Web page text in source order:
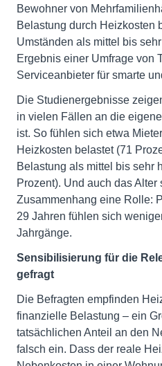
Bewohner von
Belastung durch Heizkosten
Umständen als mittel bis
Ergebnis einer Umfrage von
Serviceanbieter für smarte
Die Studienergebnisse
in vielen Fällen an die
ist. So fühlen sich etwa
Heizkosten belastet (71
Belastung als mittel bis sehr
Prozent). Und auch das
Zusammenhang eine Rolle:
29 Jahren fühlen sich
Jahrgänge.
Sensibilisierung für die
gefragt
Die Befragten empfinden
finanzielle Belastung – ein
tatsächlichen Anteil an den
falsch ein. Dass der reale